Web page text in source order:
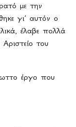
με την
γι’ αυτόν ο
έλαβε πολλά
του
έργο που